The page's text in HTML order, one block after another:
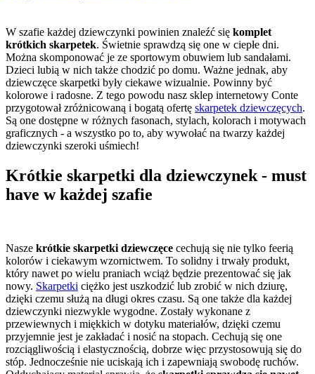
W szafie każdej dziewczynki powinien znaleźć się komplet
krótkich skarpetek. Świetnie sprawdzą się one w ciepłe dni.
Można skomponować je ze sportowym obuwiem lub sandałami.
Dzieci lubią w nich także chodzić po domu. Ważne jednak, aby
dziewczęce skarpetki były ciekawe wizualnie. Powinny być
kolorowe i radosne. Z tego powodu nasz sklep internetowy Conte
przygotował zróżnicowaną i bogatą ofertę skarpetek dziewczęcych.
Są one dostępne w różnych fasonach, stylach, kolorach i motywach
graficznych - a wszystko po to, aby wywołać na twarzy każdej
dziewczynki szeroki uśmiech!
Krótkie skarpetki dla dziewczynek - must
have w każdej szafie
Nasze krótkie skarpetki dziewczęce cechują się nie tylko feerią
kolorów i ciekawym wzornictwem. To solidny i trwały produkt,
który nawet po wielu praniach wciąż będzie prezentować się jak
nowy. Skarpetki ciężko jest uszkodzić lub zrobić w nich dziurę,
dzięki czemu służą na długi okres czasu. Są one także dla każdej
dziewczynki niezwykle wygodne. Zostały wykonane z
przewiewnych i miękkich w dotyku materiałów, dzięki czemu
przyjemnie jest je zakładać i nosić na stopach. Cechują się one
rozciągliwością i elastycznością, dobrze więc przystosowują się do
stóp. Jednocześnie nie uciskają ich i zapewniają swobodę ruchów.